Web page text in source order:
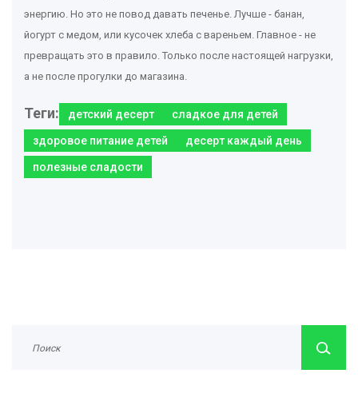
энергию. Но это не повод давать печенье. Лучше - банан,
йогурт с медом, или кусочек хлеба с вареньем. Главное - не
превращать это в правило. Только после настоящей нагрузки,
а не после прогулки до магазина.
Теги: детский десерт сладкое для детей
здоровое питание детей десерт каждый день
полезные сладости